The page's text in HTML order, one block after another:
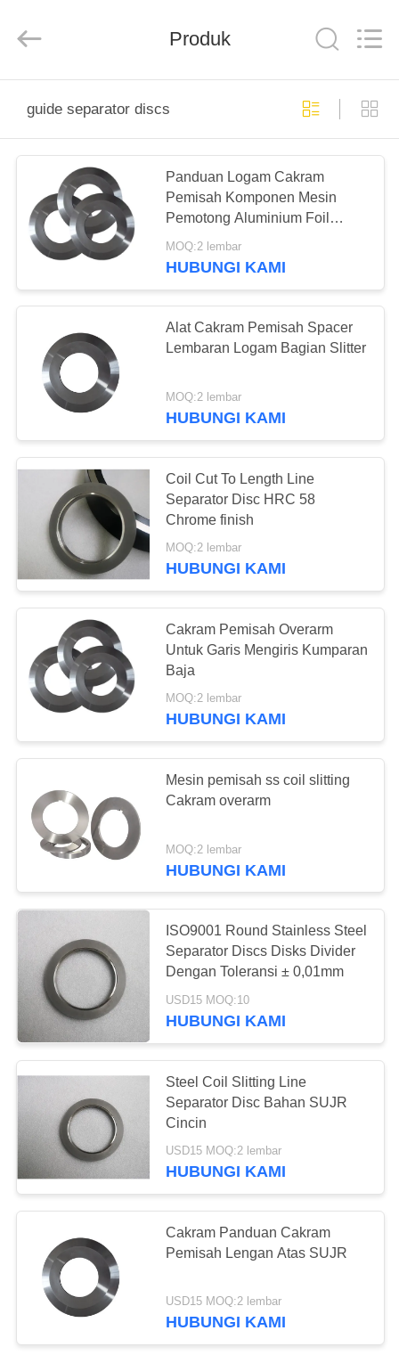
PRODUK
VIDEO
TENTANG
KAMI
TUR
PABRIK
KONTROL
KUALITAS
BERITA
KASUS-
KASUS
MINTA
KUTIPAN
SITEMAP
KEBIJAKAN
PRIVASI
Produk
guide separator discs
Panduan Logam Cakram
Pemisah Komponen Mesin
Pemotong Aluminium Foil
GCr15
MOQ:2 lembar
HUBUNGI KAMI
Alat Cakram Pemisah Spacer
Lembaran Logam Bagian Slitter
MOQ:2 lembar
HUBUNGI KAMI
Coil Cut To Length Line
Separator Disc HRC 58
Chrome finish
MOQ:2 lembar
HUBUNGI KAMI
Cakram Pemisah Overarm
Untuk Garis Mengiris Kumparan
Baja
MOQ:2 lembar
HUBUNGI KAMI
Mesin pemisah ss coil slitting
Cakram overarm
MOQ:2 lembar
HUBUNGI KAMI
ISO9001 Round Stainless Steel
Separator Discs Disks Divider
Dengan Toleransi ± 0,01mm
USD15 MOQ:10
HUBUNGI KAMI
Steel Coil Slitting Line
Separator Disc Bahan SUJR
Cincin
USD15 MOQ:2 lembar
HUBUNGI KAMI
Cakram Panduan Cakram
Pemisah Lengan Atas SUJR
USD15 MOQ:2 lembar
HUBUNGI KAMI